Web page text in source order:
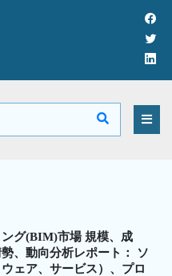
グ(BIM)市場 規模、成
、動向分析レポート： ソ
ェア、サービス）、プロ